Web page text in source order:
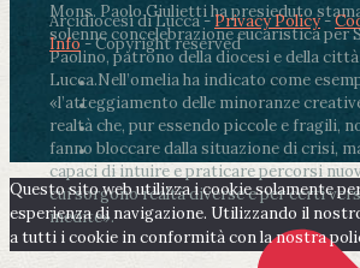
Mons. Paolo Giulietti ha presieduto
solenne concelebrazione eucaristica per
Paolino, patrono della diocesi e della
Lucca.Nell’omelia ha indicato come
«l’atteggiamento delle minoranze
realtà che, pur essendo piccole e fragili,
fanno bloccare dalla situazione di crisi,
capaci di intuire e praticare percorsi
cui sorgono realtà diverse e per certi
inedite».
Arcidiocesi di Lucca -Privacy Policy-
Info- Copyright reserved
Questo sito web utilizza i cookie solamente
esperienza di navigazione. Utilizzando il
a tutti i cookie in conformità con la nostra